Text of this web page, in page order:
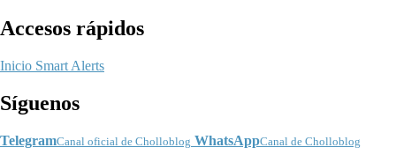
Accesos rápidos
Inicio Smart Alerts
Síguenos
TelegramCanal oficial de Cholloblog WhatsAppCanal de Cholloblog